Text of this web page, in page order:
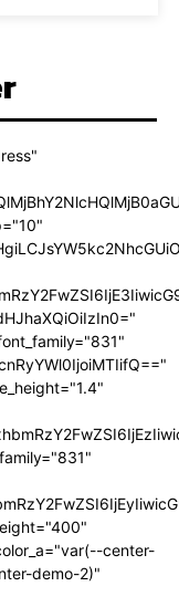
center-
demo-2)"